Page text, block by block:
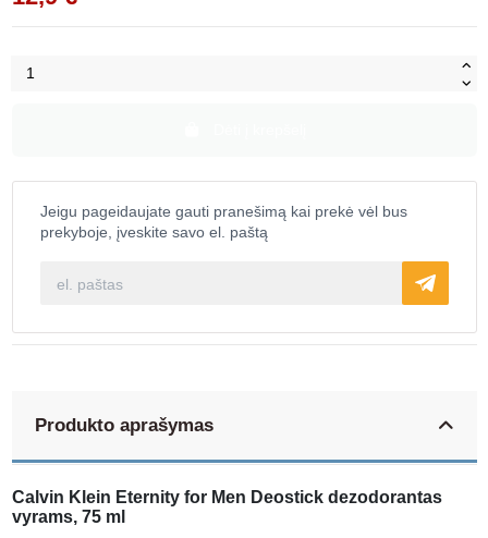
Jeigu pageidaujate gauti pranešimą kai prekė vėl bus
prekyboje, įveskite savo el. paštą
Produkto aprašymas
Calvin Klein Eternity for Men Deostick dezodorantas
vyrams, 75 ml